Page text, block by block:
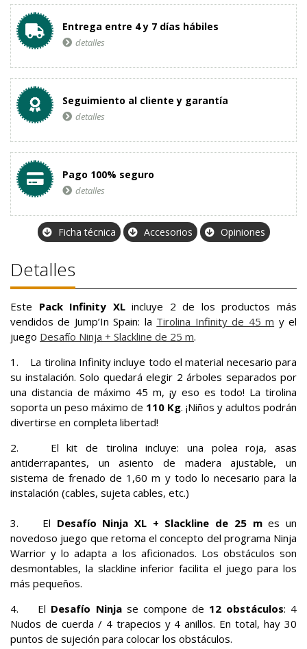
Entrega entre 4 y 7 días hábiles
detalles
Seguimiento al cliente y garantía
detalles
Pago 100% seguro
detalles
Ficha técnica Accesorios Opiniones
Detalles
Este Pack Infinity XLincluye 2 de los productos más
vendidos de Jump’In Spain: la Tirolina Infinity de 45 m y el
juego Desafío Ninja + Slackline de 25 m.
1. La tirolina Infinity incluye todo el material necesario para
su instalación. Solo quedará elegir 2 árboles separados por
una distancia de máximo 45 m, ¡y eso es todo! La tirolina
soporta un peso máximo de 110 Kg. ¡Niños y adultos podrán
divertirse en completa libertad!
2. El kit de tirolina incluye: una polea roja, asas
antiderrapantes, un asiento de madera ajustable, un
sistema de frenado de 1,60 m y todo lo necesario para la
instalación (cables, sujeta cables, etc.)
3. El Desafío Ninja XL + Slackline de 25 mes un
novedoso juego que retoma el concepto del programa Ninja
Warrior y lo adapta a los aficionados. Los obstáculos son
desmontables, la slackline inferior facilita el juego para los
más pequeños.
4. El Desafío Ninjase compone de 12 obstáculos: 4
Nudos de cuerda / 4 trapecios y 4 anillos. En total, hay 30
puntos de sujeción para colocar los obstáculos.